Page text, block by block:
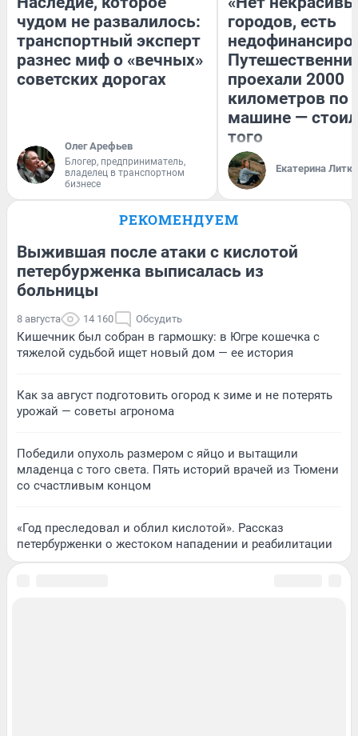
чудом не развалилось:
транспортный эксперт
разнес миф о «вечных»
советских дорогах
Олег Арефьев
Блогер, предприниматель,
владелец в транспортном
бизнесе
городов, есть
проехали 2000
километров по
машине —
того
Екатерина
РЕКОМЕНДУЕМ
Выжившая после атаки с кислотой
петербурженка выписалась из
больницы
8 августа 14 160 Обсудить
Кишечник был собран в гармошку: в Югре кошечка с
тяжелой судьбой ищет новый дом — ее история
Как за август подготовить огород к зиме и не потерять
урожай — советы агронома
Победили опухоль размером с яйцо и вытащили
младенца с того света. Пять историй врачей из Тюмени
со счастливым концом
«Год преследовал и облил кислотой». Рассказ
петербурженки о жестоком нападении и реабилитации